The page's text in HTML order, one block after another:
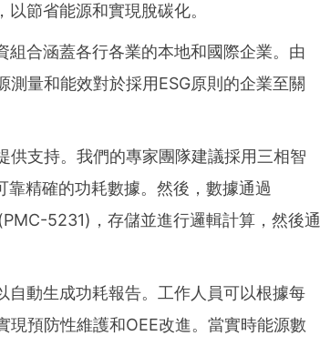
節省能源和實現脫碳化。
組合涵蓋各行各業的本地和國際企業。由
量和能效對於採用ESG原則的企業至關
供支持。我們的專家團隊建議採用三相智
精確的功耗數據。然後，數據通過
5231)，存儲並進行邏輯計算，然後通
動生成功耗報告。工作人員可以根據每
現預防性維護和OEE改進。當實時能源數